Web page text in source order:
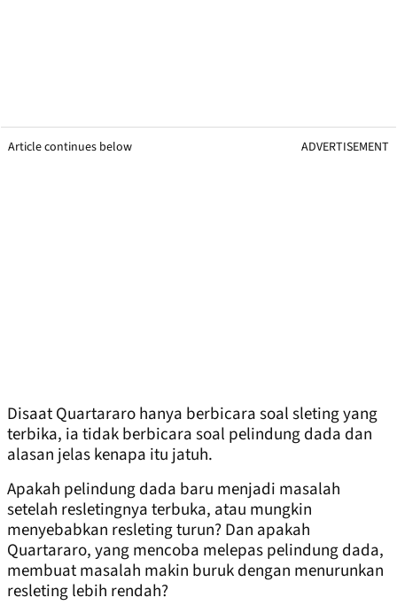
Article continues below ADVERTISEMENT
Disaat Quartararo hanya berbicara soal sleting yang
terbika, ia tidak berbicara soal pelindung dada dan
alasan jelas kenapa itu jatuh.
Apakah pelindung dada baru menjadi masalah
setelah resletingnya terbuka, atau mungkin
menyebabkan resleting turun? Dan apakah
Quartararo, yang mencoba melepas pelindung dada,
membuat masalah makin buruk dengan menurunkan
resleting lebih rendah?